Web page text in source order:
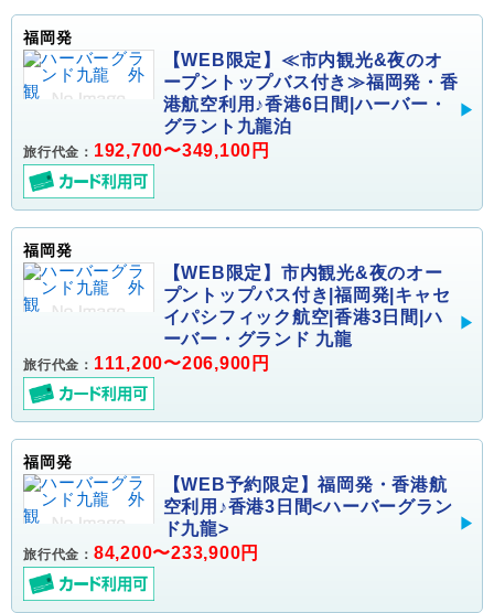
福岡発
【WEB限定】≪市内観光&夜のオ
ープントップバス付き≫福岡発・香
港航空利用♪香港6日間|ハーバー・
グラント九龍泊
旅行代金： 192,700〜349,100円
福岡発
【WEB限定】市内観光&夜のオー
プントップバス付き|福岡発|キャセ
イパシフィック航空|香港3日間|ハ
ーバー・グランド 九龍
旅行代金： 111,200〜206,900円
福岡発
【WEB予約限定】福岡発・香港航
空利用♪香港3日間<ハーバーグラン
ド九龍>
旅行代金： 84,200〜233,900円